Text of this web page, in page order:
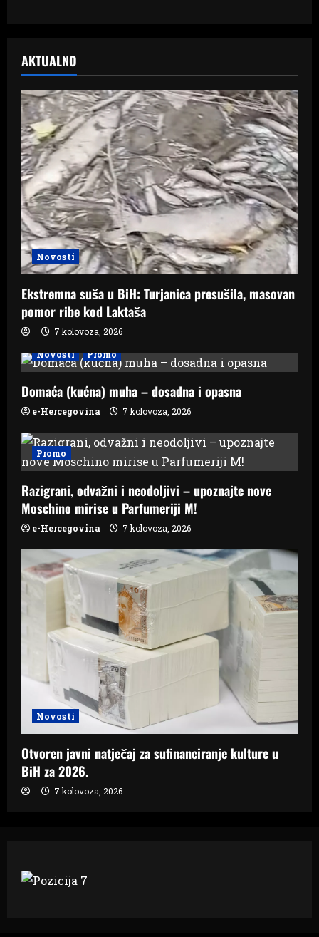
AKTUALNO
Novosti
Ekstremna suša u BiH: Turjanica presušila, masovan
pomor ribe kod Laktaša
7 kolovoza, 2026
Novosti
Promo
Domaća (kućna) muha – dosadna i opasna
e-Hercegovina 7 kolovoza, 2026
Promo
Razigrani, odvažni i neodoljivi – upoznajte nove
Moschino mirise u Parfumeriji M!
e-Hercegovina 7 kolovoza, 2026
Novosti
Otvoren javni natječaj za sufinanciranje kulture u
BiH za 2026.
7 kolovoza, 2026